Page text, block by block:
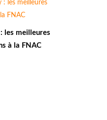
les meilleures
à la FNAC